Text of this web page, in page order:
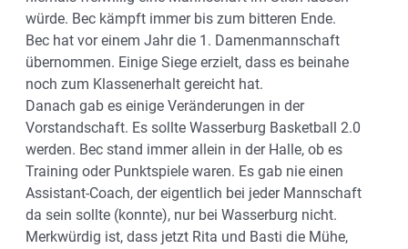
würde. Bec kämpft immer bis zum bitteren Ende.
Bec hat vor einem Jahr die 1. Damenmannschaft
übernommen. Einige Siege erzielt, dass es beinahe
noch zum Klassenerhalt gereicht hat.
Danach gab es einige Veränderungen in der
Vorstandschaft. Es sollte Wasserburg Basketball 2.0
werden. Bec stand immer allein in der Halle, ob es
Training oder Punktspiele waren. Es gab nie einen
Assistant-Coach, der eigentlich bei jeder Mannschaft
da sein sollte (konnte), nur bei Wasserburg nicht.
Merkwürdig ist, dass jetzt Rita und Basti die Mühe,